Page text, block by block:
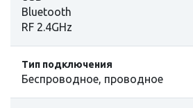
Bluetooth
RF 2.4GHz
Тип подключения
Беспроводное, проводное